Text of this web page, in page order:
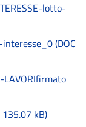
lotto-
(DOC
LAVORIfirmato
kB)